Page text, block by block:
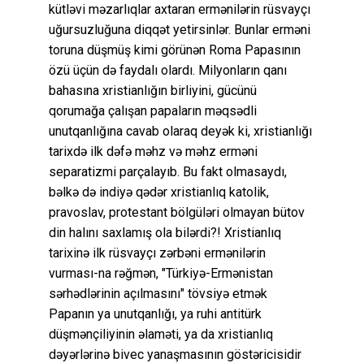
kütləvi məzarlıqlar axtaran ermənilərin rüsvayçı
uğursuzluğuna diqqət yetirsinlər. Bunlar erməni
toruna düşmüş kimi görünən Roma Papasının
özü üçün də faydalı olardı. Milyonların qanı
bahasına xristianlığın birliyini, gücünü
qorumağa çalışan papaların məqsədli
unutqanlığına cavab olaraq deyək ki, xristianlığı
tarixdə ilk dəfə məhz və məhz erməni
separatizmi parçalayıb. Bu fakt olmasaydı,
bəlkə də indiyə qədər xristianlıq katolik,
pravoslav, protestant bölgüləri olmayan bütov
din halını saxlamış ola bilərdi?! Xristianlıq
tarixinə ilk rüsvayçı zərbəni ermənilərin
vurması-na rəğmən, "Türkiyə-Ermənistan
sərhədlərinin açılmasını" tövsiyə etmək
Papanın ya unutqanlığı, ya ruhi antitürk
düşmənçiliyinin əlaməti, ya da xristianlıq
dəyərlərinə bivec yanaşmasının göstəricisidir